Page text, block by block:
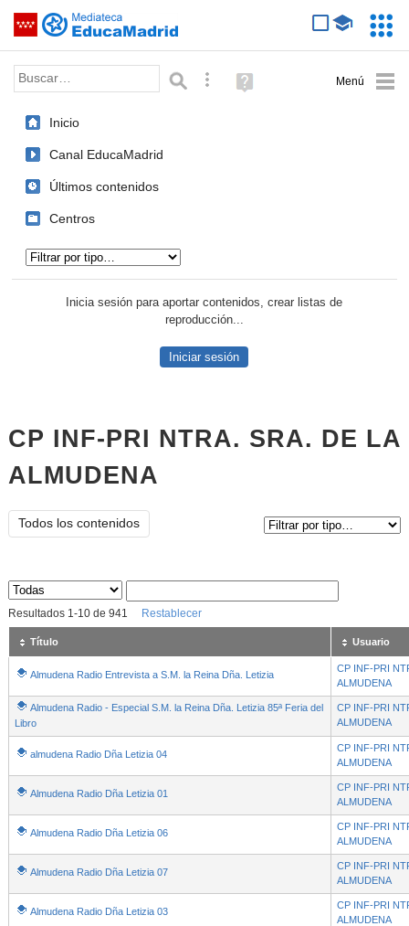
Saltar navegación
Palabra o frase: Búsqueda avanzada
Ayuda
(en
Inicio
Canal EducaMadrid
Últimos contenidos
Centros
Inicia sesión para aportar contenidos, crear listas de
reproducción...
Iniciar sesión
CP INF-PRI NTRA. SRA. DE LA
ALMUDENA
Todos los contenidos
Sus archivos
Resultados 1 -10de 941 Restablecer
Título Usuario
Almudena Radio Entrevista a S.M. la Reina Dña. Letizia
CP INF-PRI
ALMUDENA
Almudena Radio - Especial S.M. la Reina Dña. Letizia 85ª Feria del
Libro
CP INF-PRI
ALMUDENA
almudena Radio Dña Letizia 04
CP INF-PRI
ALMUDENA
Almudena Radio Dña Letizia 01
CP INF-PRI
ALMUDENA
Almudena Radio Dña Letizia 06
CP INF-PRI
ALMUDENA
Almudena Radio Dña Letizia 07
CP INF-PRI
ALMUDENA
Almudena Radio Dña Letizia 03
CP INF-PRI
ALMUDENA